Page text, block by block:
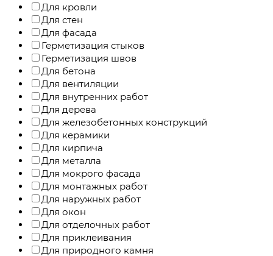
Для кровли
Для стен
Для фасада
Герметизация стыков
Герметизация швов
Для бетона
Для вентиляции
Для внутренних работ
Для дерева
Для железобетонных конструкций
Для керамики
Для кирпича
Для металла
Для мокрого фасада
Для монтажных работ
Для наружных работ
Для окон
Для отделочных работ
Для приклеивания
Для природного камня